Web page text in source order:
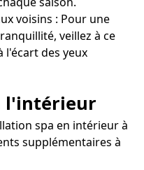
voisins : Pour une
veillez à ce
l'écart des yeux
l'intérieur
spa en intérieur à
supplémentaires à